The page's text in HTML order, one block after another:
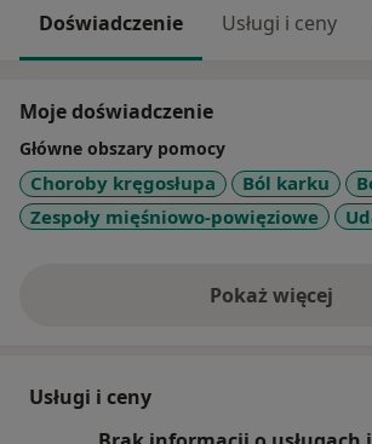
Doświadczenie Usługi i ceny
Moje doświadczenie
Główne obszary pomocy
Choroby kręgosłupa Ból karku
Zespoły mięśniowo-powięziowe
Pokaż więcej
o
Usługi i ceny